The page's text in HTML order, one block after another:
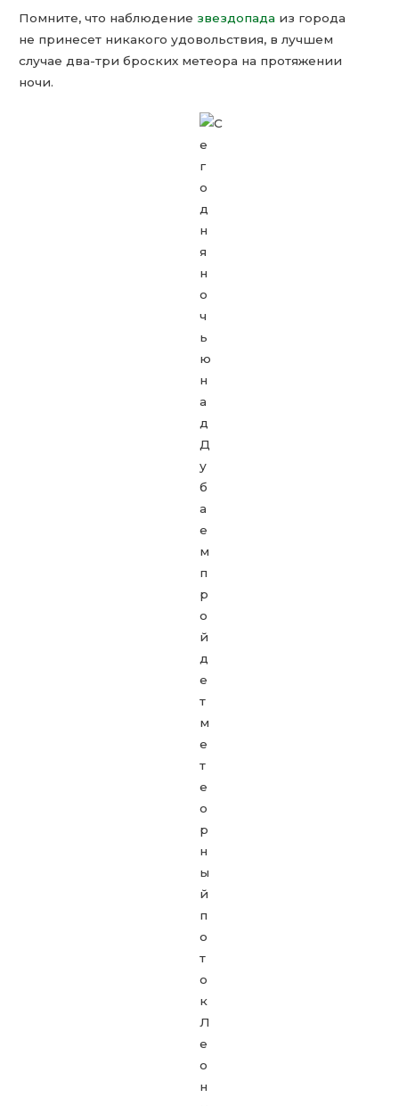
Помните, что наблюдение звездопада из города
не принесет никакого удовольствия, в лучшем
случае два-три броских метеора на протяжении
ночи.